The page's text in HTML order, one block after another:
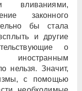
вливаниями,
законного
бы стала
и другие
о
иностранным
нельзя. Значит,
с помощью